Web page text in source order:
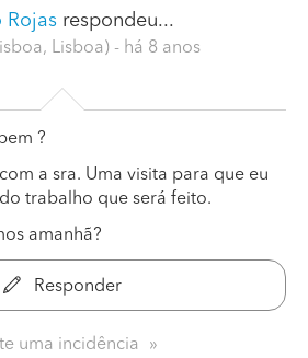
Rojasrespondeu...
Lisboa) - há 8 anos
?
a sra. Uma visita para que eu
trabalho que será feito.
amanhã?
Responder
uma incidência